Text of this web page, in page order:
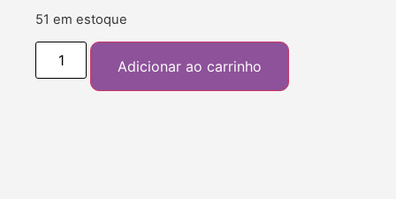
51 em estoque
Adicionar ao carrinho